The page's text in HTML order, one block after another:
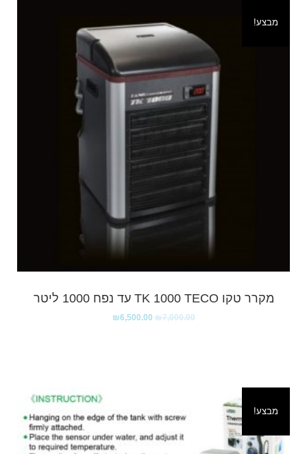
מבצע!
מקרר טקו TK 1000 TECO עד נפח 1000 ליטר
₪7,000.00
₪6,500.00
מבצע!